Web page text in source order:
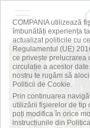
COMPANIA utilizează
îmbunătăți experiența
actualizat politicile cu
Regulamentul (UE)
ce privește prelucrarea
circulație a acestor
nostru te rugăm să
Politicii de Cookie.
Prin continuarea
utilizării fişierelor de tip
poți modifica în orice
instrucțiunile din